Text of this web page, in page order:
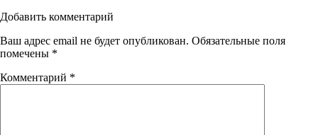
Добавить комментарий
Ваш адрес email не будет опубликован. Обязательные поля
помечены *
Комментарий *